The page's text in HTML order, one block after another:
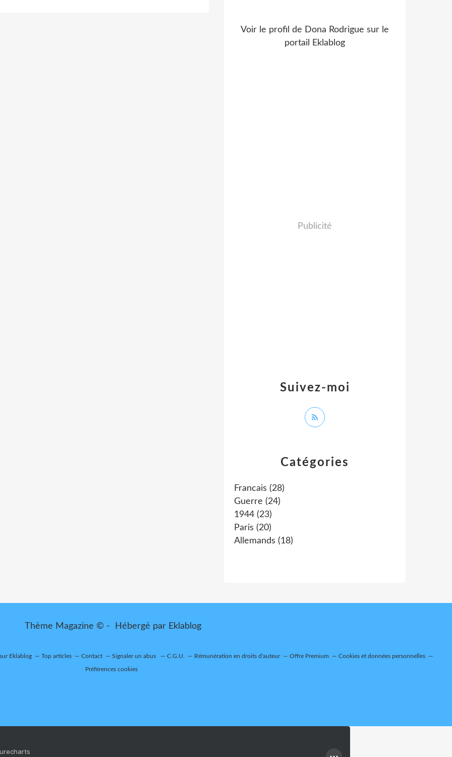
Catégories
Francais (28)
Guerre (24)
1944 (23)
Paris (20)
Allemands (18)
Suivez-moi
Voir le profil de Dona Rodrigue sur le
portail Eklablog
Publicité
Thème Magazine © - Hébergé par Eklablog
Eklablog Top articles Contact Signaler un abus C.G.U. Rémunération en droits d'auteur Offre Premium Cookies et données personnelles
Préférences cookies